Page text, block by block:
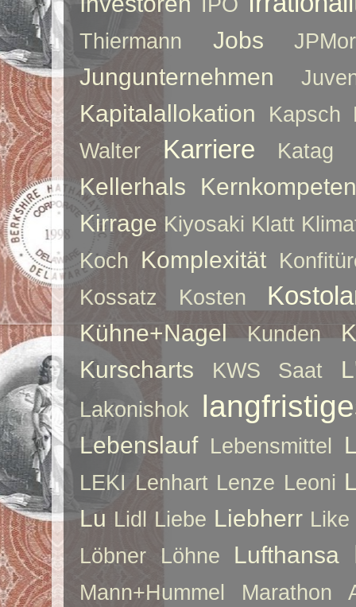
IPO
Thiermann Jobs
Jungunternehmen
Kapitalallokation Kapsch
Walter
Karriere Katag
Kellerhals
Kirrage Kiyosaki Klatt
Koch Komplexität
Kossatz
Kosten
Kühne+Nagel Kunden
Kurscharts
KWS Saat
Lakonishok
Lebenslauf Lebensmittel
LEKI Lenhart Lenze Leoni
Lu Lidl Liebe Liebherr Like
Löbner
Löhne Lufthansa
Mann+Hummel Marathon